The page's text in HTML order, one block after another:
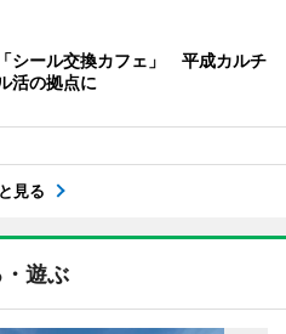
シール交換カフェ」 平成カルチ
活の拠点に
見る
・遊ぶ